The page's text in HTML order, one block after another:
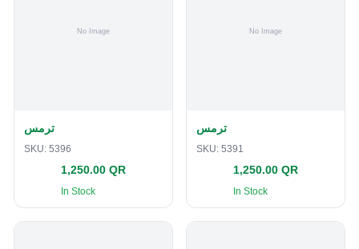
ترمس
SKU: 5396
1,250.00 QR
In Stock
ترمس
SKU: 5391
1,250.00 QR
In Stock